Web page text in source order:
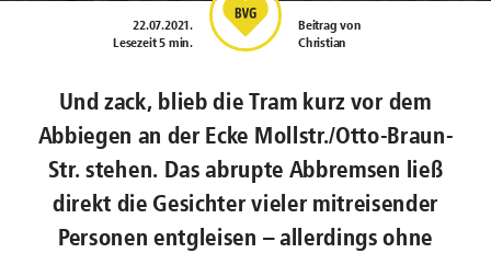
22.07.2021.
Lesezeit 5 min.
Beitrag von
Christian
Und zack, blieb die Tram kurz vor dem
Abbiegen an der Ecke Mollstr./Otto-Braun-
Str. stehen. Das abrupte Abbremsen ließ
direkt die Gesichter vieler mitreisender
Personen entgleisen – allerdings ohne